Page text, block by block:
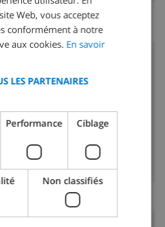
SPANISH
GERMAN
DANISH
Web, vous acceptez
conformément à notre
aux cookies. En savoir
LES PARTENAIRES
Performance Ciblage
Non classifiés